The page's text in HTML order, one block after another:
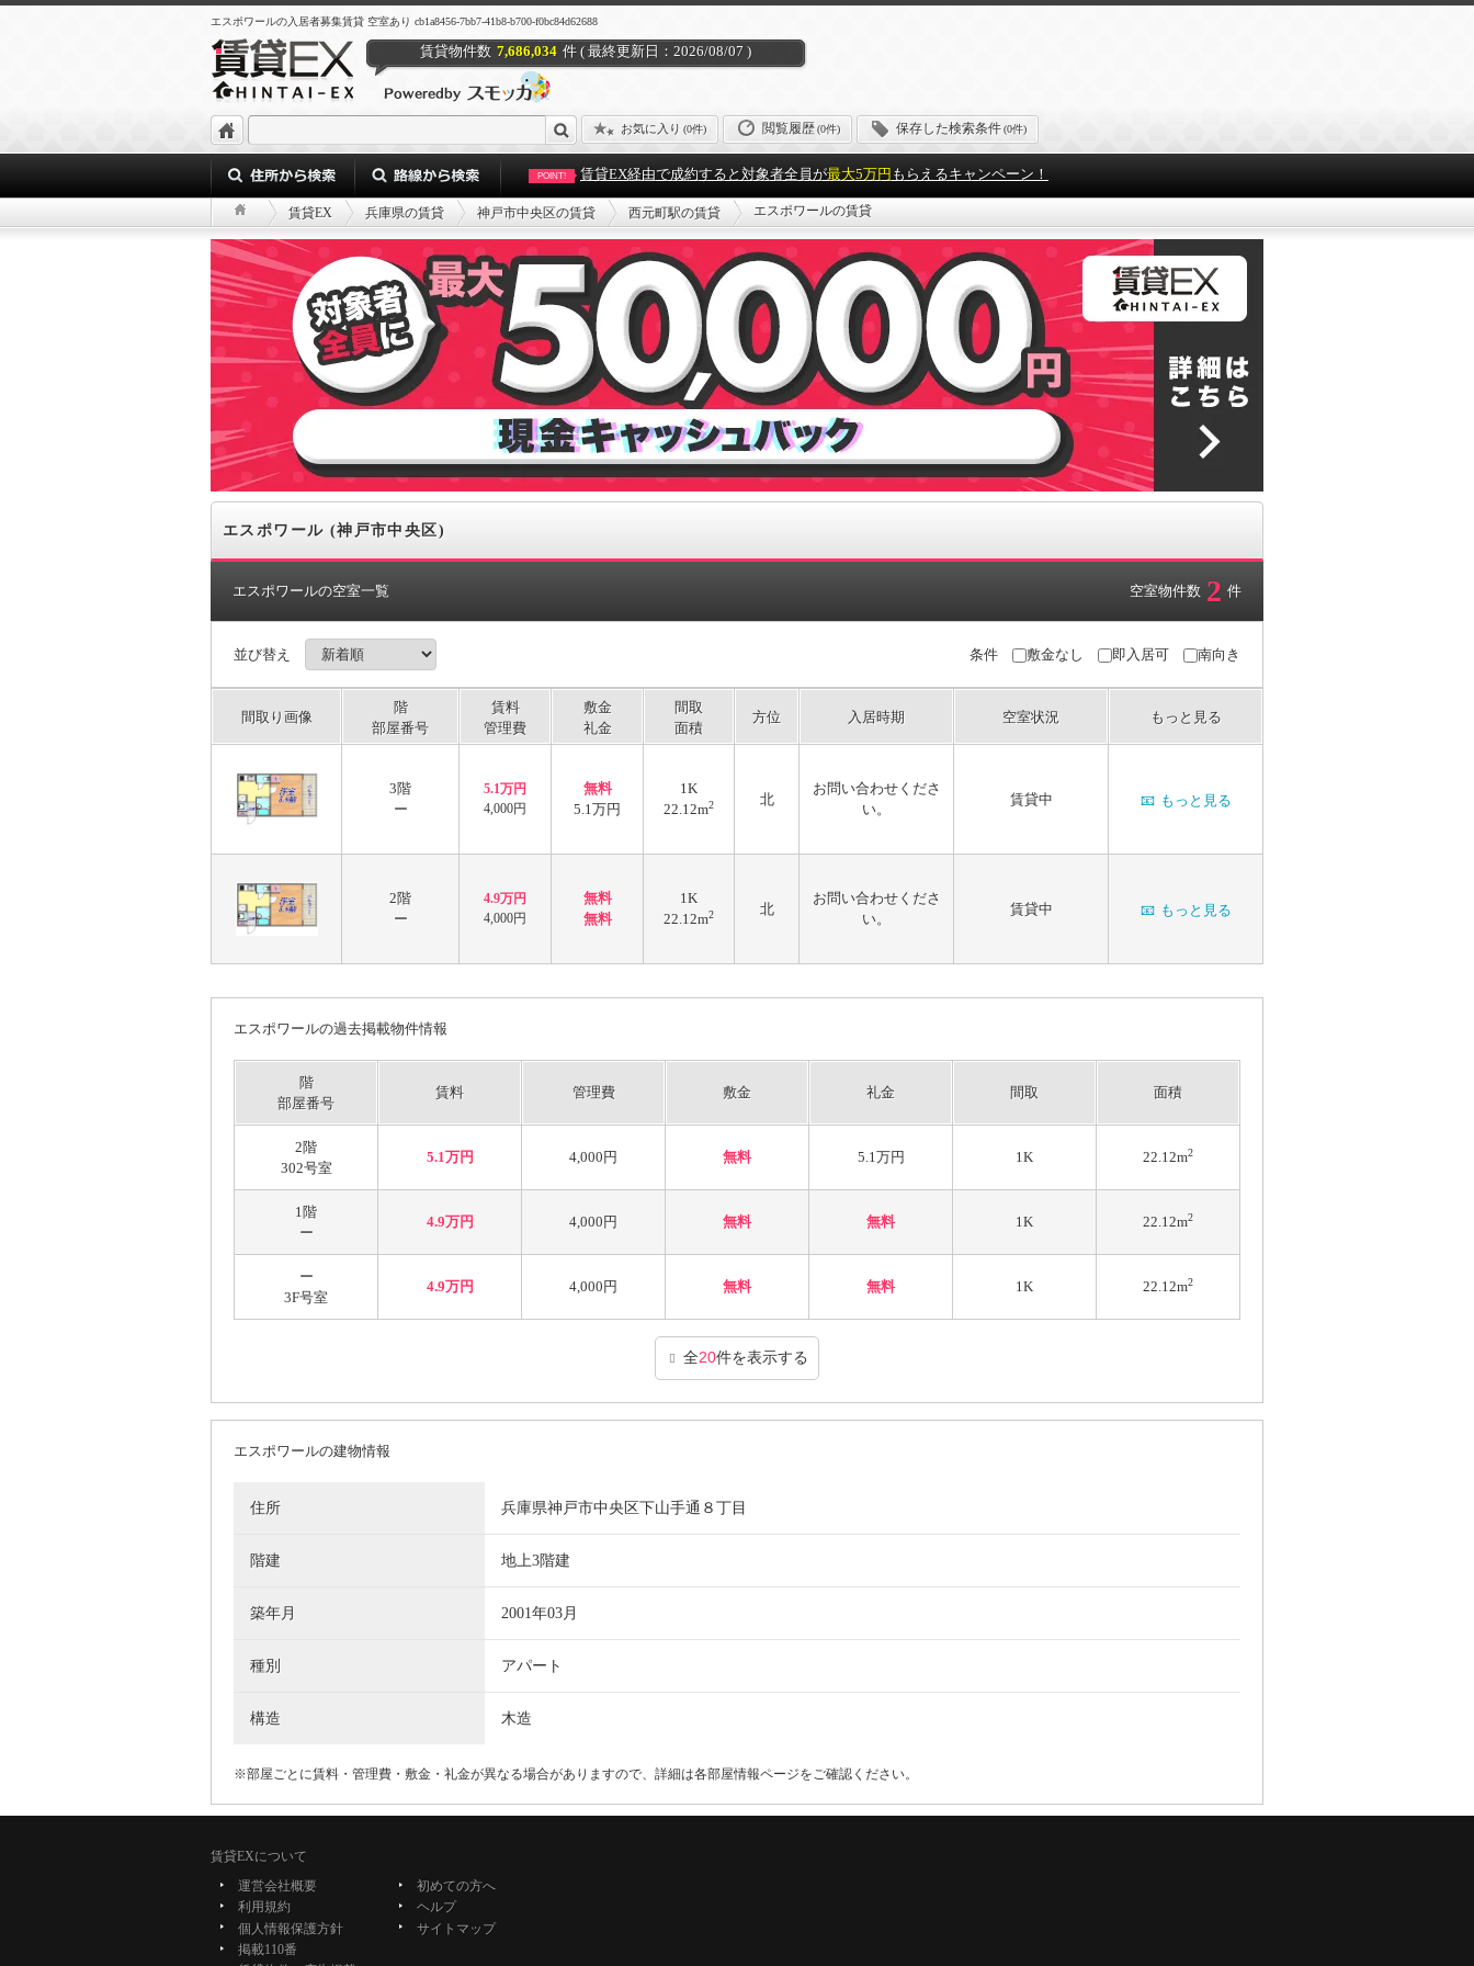
エスポワールの入居者募集賃貸 空室あり cb1a8456-7bb7-41b8-b700-f0bc84d62688
賃貸物件数 7,686,034 件 ( 最終更新日：2026/08/07 )
お気に入り (0件) 閲覧履歴(0件) 保存した検索条件(0件)
POINT! 賃貸EX経由で成約すると対象者全員が最大5万円 もらえるキャンペーン！
賃貸EX 兵庫県の賃貸 神戸市中央区の賃貸 西元町駅の賃貸 エスポワールの賃貸
エスポワール (神戸市中央区)
エスポワールの空室一覧 空室物件数 2 件
並び替え 条件 敷金なし 即入居可 南向き
間取り画像
階
部屋番号
賃料
管理費
敷金
礼金
間取
面積
方位 入居時期 空室状況 もっと見る
3階
ー
5.1万円
4,000円
無料
5.1万円
1K
22.12m2 北
お問い合わせくださ
い。
賃貸中 📧 もっと見る
2階
ー
4.9万円
4,000円
無料
無料
1K
22.12m2 北
お問い合わせくださ
い。
賃貸中 📧 もっと見る
エスポワールの過去掲載物件情報
階
部屋番号
賃料 管理費 敷金 礼金 間取 面積
2階
302号室
5.1万円 4,000円 無料 5.1万円 1K 22.12m2
1階
ー
4.9万円 4,000円 無料 無料 1K 22.12m2
ー
3F号室
4.9万円 4,000円 無料 無料 1K 22.12m2
全20件を表示する
エスポワールの建物情報
住所 兵庫県神戸市中央区下山手通８丁目
階建 地上3階建
築年月 2001年03月
種別 アパート
構造 木造
※部屋ごとに賃料・管理費・敷金・礼金が異なる場合がありますので、詳細は各部屋情報ページをご確認ください。
賃貸EXについて
運営会社概要
利用規約
個人情報保護方針
掲載110番
初めての方へ
ヘルプ
サイトマップ